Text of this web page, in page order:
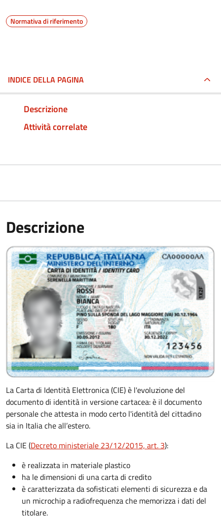
Normativa di riferimento
INDICE DELLA PAGINA
Descrizione
Attività correlate
Descrizione
La Carta di Identità Elettronica (CIE) è l'evoluzione del
documento di identità in versione cartacea: è il documento
personale che attesta in modo certo l'identità del cittadino
sia in Italia che all’estero.
La CIE (Decreto ministeriale 23/12/2015, art. 3):
è realizzata in materiale plastico
ha le dimensioni di una carta di credito
è caratterizzata da sofisticati elementi di sicurezza e da
un microchip a radiofrequenza che memorizza i dati del
titolare.